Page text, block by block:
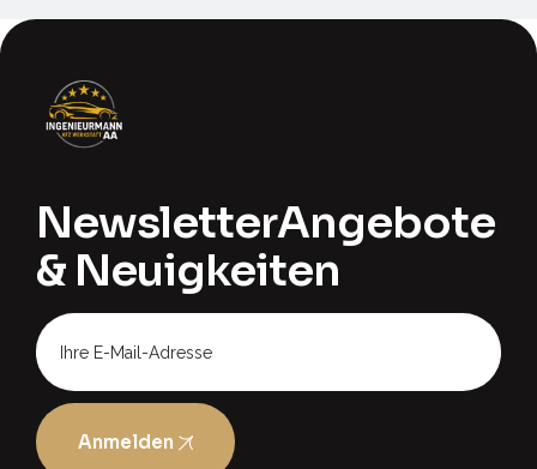
NewsletterAngebote
& Neuigkeiten
Anmelden